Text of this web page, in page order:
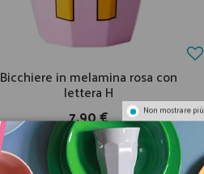
Bicchiere in melamina rosa con
lettera H
7,90 € Non mostrare più